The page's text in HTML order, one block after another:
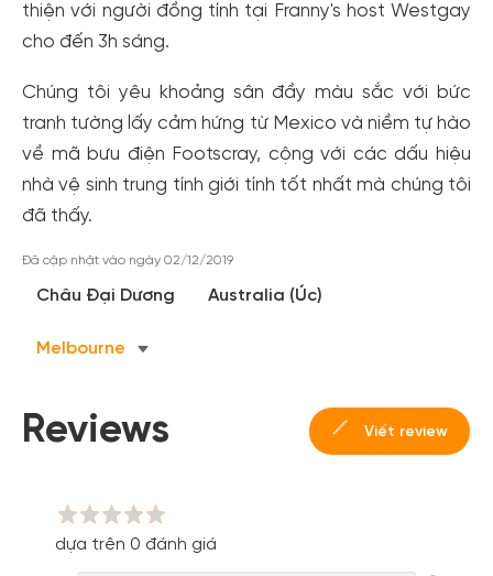
thiện với người đồng tính tại Franny's host Westgay
cho đến 3h sáng.
Chúng tôi yêu khoảng sân đầy màu sắc với bức
tranh tường lấy cảm hứng từ Mexico và niềm tự hào
về mã bưu điện Footscray, cộng với các dấu hiệu
nhà vệ sinh trung tính giới tính tốt nhất mà chúng tôi
đã thấy.
Đã cập nhật vào ngày 02/12/2019
Châu Đại Dương Australia (Úc)
Melbourne
Reviews Viết review
dựa trên 0 đánh giá
Tạo tài khoản nhanh - nhận nhiều ưu
đãi!
Tạo tài khoản để có thể nhận ngay các ưu đãi
Hoặc đăng nhập bằng
Đăng nhập Facebook
Đăng nhập Google